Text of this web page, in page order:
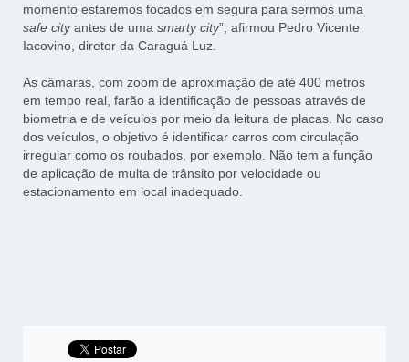
momento estaremos focados em segura para sermos uma
safe cityantes de umasmarty city”, afirmou Pedro Vicente
Iacovino, diretor da Caraguá Luz.
As câmaras, com zoom de aproximação de até 400 metros
em tempo real, farão a identificação de pessoas através de
biometria e de veículos por meio da leitura de placas. No caso
dos veículos, o objetivo é identificar carros com circulação
irregular como os roubados, por exemplo. Não tem a função
de aplicação de multa de trânsito por velocidade ou
estacionamento em local inadequado.